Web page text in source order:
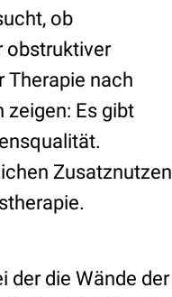
ob
obstruktiver
Therapie nach
zeigen: Es gibt
Zusatznutzen
der die Wände der